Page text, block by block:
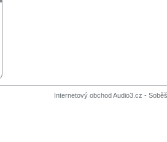
Internetový obchod Audio3.cz -